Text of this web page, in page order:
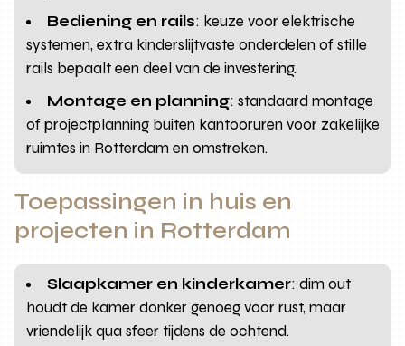
Bediening en rails: keuze voor elektrische
systemen, extra kinderslijtvaste onderdelen of stille
rails bepaalt een deel van de investering.
Montage en planning: standaard montage
of projectplanning buiten kantooruren voor zakelijke
ruimtes in Rotterdam en omstreken.
Toepassingen in huis en
projecten in Rotterdam
Slaapkamer en kinderkamer: dim out
houdt de kamer donker genoeg voor rust, maar
vriendelijk qua sfeer tijdens de ochtend.